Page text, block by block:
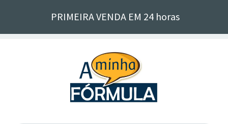
PRIMEIRA VENDA EM 24 horas